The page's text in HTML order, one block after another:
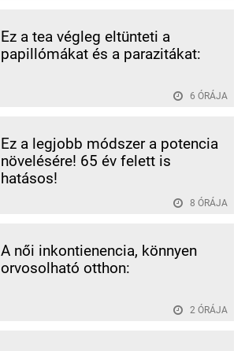
Ez a tea végleg eltünteti a
papillómákat és a parazitákat:
6 ÓRÁJA
Ez a legjobb módszer a potencia
növelésére! 65 év felett is
hatásos!
8 ÓRÁJA
A női inkontienencia, könnyen
orvosolható otthon:
2 ÓRÁJA